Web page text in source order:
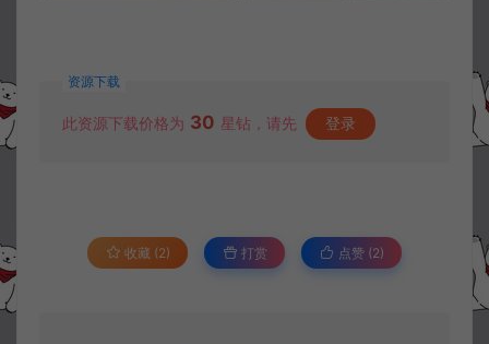
资源下载
此资源下载价格为 30 星钻，请先 登录
收藏 (2) 打赏 点赞 (2)